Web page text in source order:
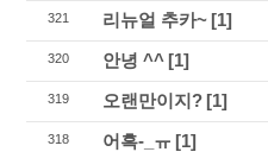
321 리뉴얼 추카~ [1]
320 안녕 ^^ [1]
319 오랜만이지? [1]
318 어흑-_ㅠ [1]